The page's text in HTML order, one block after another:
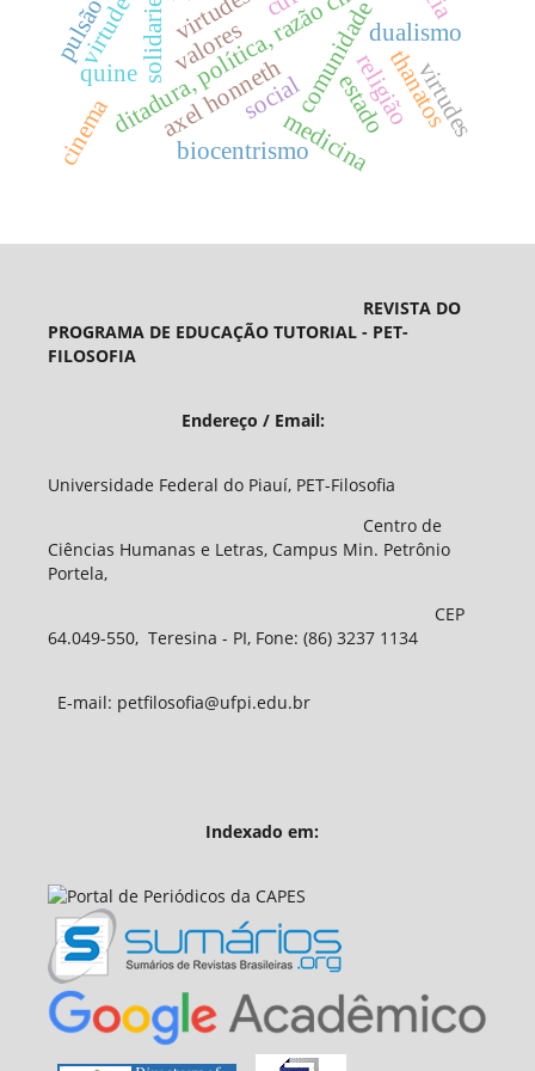
ditadura, política, razão cínica.
axel honneth estado
comunidade
biocentrismo
religião
medicina
dualismo
thanatos
valores
social
quine
virtude
virtudes
cinema
REVISTA DO
PROGRAMA DE EDUCAÇÃO TUTORIAL - PET-
FILOSOFIA
Endereço / Email:
Universidade Federal do Piauí, PET-Filosofia
Centro de
Ciências Humanas e Letras, Campus Min. Petrônio
Portela,
CEP
64.049-550, Teresina - PI, Fone: (86) 3237 1134
E-mail: petfilosofia@ufpi.edu.br
Indexado em: